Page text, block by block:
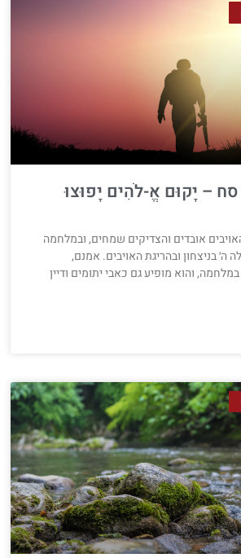
– יָקוּם אֱ-לֹהִים יָפוּצוּ
אובדים והצדיקים שמחים, ובמלחמה
בניצחון ובהריגת האויבים. אמנם,
והוא מופיע גם כאבי יתומים ודיין